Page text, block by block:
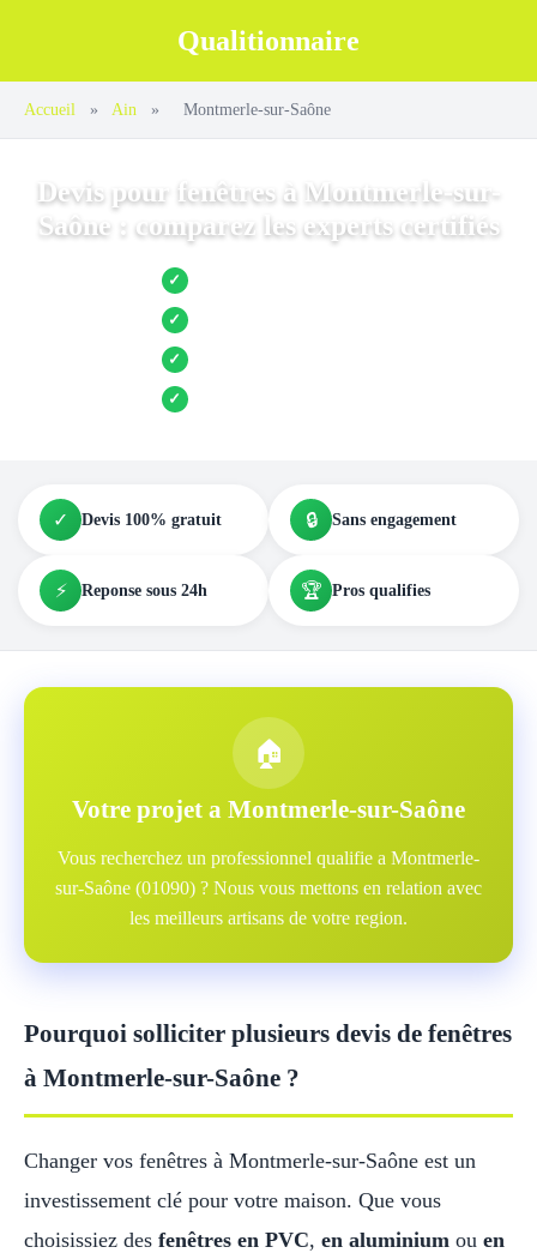
Qualitionnaire
Accueil » Ain » Montmerle-sur-Saône
Devis pour fenêtres à Montmerle-sur-
Saône : comparez les experts certifiés
✓ Jusqu’à 3 devis comparés
✓ Entreprises locales vérifiées
✓ Pose garantie
✓ Aides et primes incluses
✓ Devis 100% gratuit 🔒 Sans engagement
⚡ Reponse sous 24h 🏆 Pros qualifies
🏠
Votre projet a Montmerle-sur-Saône
Vous recherchez un professionnel qualifie a Montmerle-
sur-Saône (01090) ? Nous vous mettons en relation avec
les meilleurs artisans de votre region.
Pourquoi solliciter plusieurs devis de fenêtres
à Montmerle-sur-Saône ?
Changer vos fenêtres à Montmerle-sur-Saône est un
investissement clé pour votre maison. Que vous
choisissiez des fenêtres en PVC, en aluminium ou en